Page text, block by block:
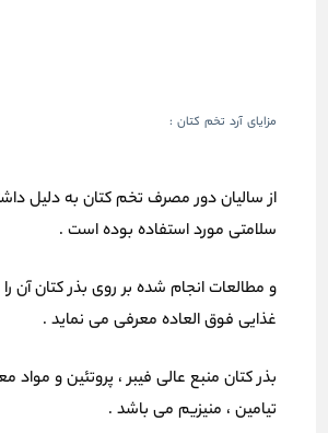
مزایای آرد تخم کتان :
از سالیان دور مصرف تخم کتان به دلیل
سلامتی مورد استفاده بوده است .
و مطالعات انجام شده بر روی بذر کتان آن
غذایی فوق العاده معرفی می نماید .
بذر کتان منبع عالی فیبر ، پروتئین و مواد
تیامین ، منیزیم می باشد .